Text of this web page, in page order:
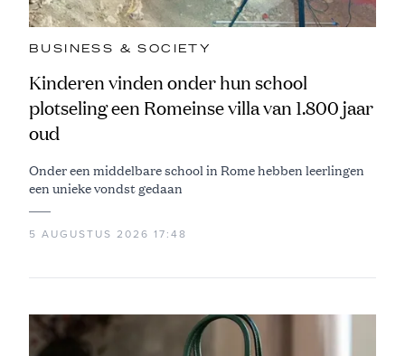
BUSINESS & SOCIETY
Kinderen vinden onder hun school
plotseling een Romeinse villa van 1.800 jaar
oud
Onder een middelbare school in Rome hebben leerlingen
een unieke vondst gedaan
5 AUGUSTUS 2026 17:48